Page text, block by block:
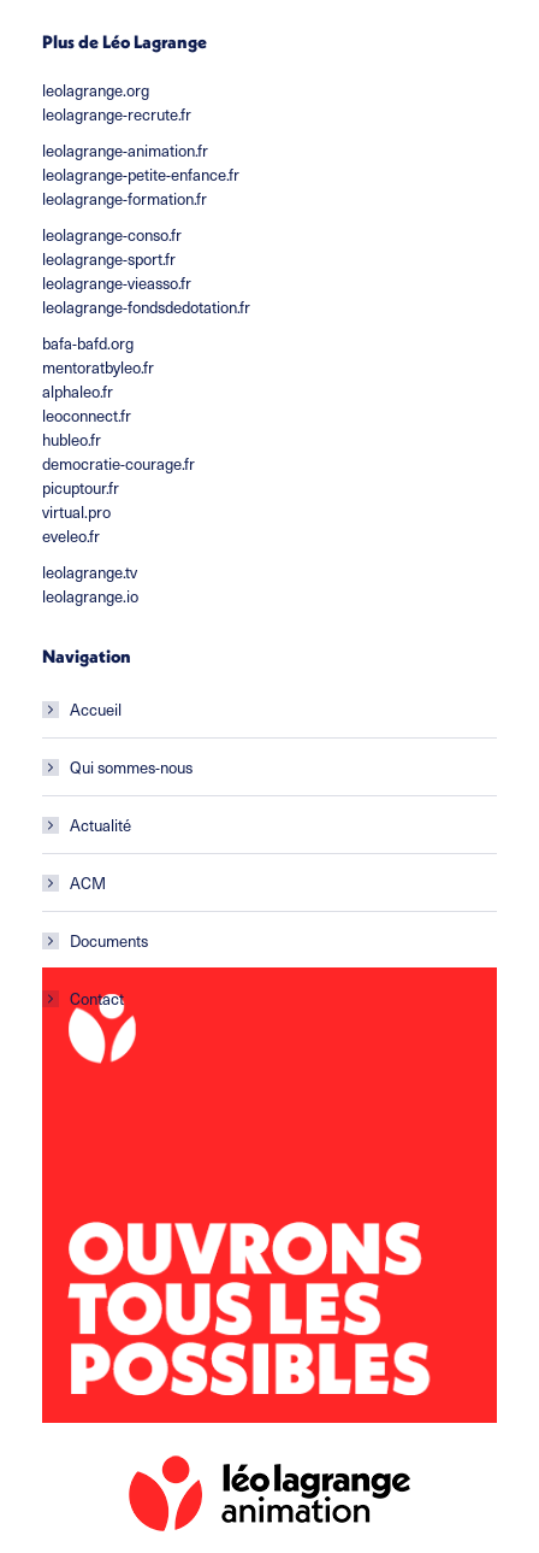
Plus de Léo Lagrange
leolagrange.org
leolagrange-recrute.fr
leolagrange-animation.fr
leolagrange-petite-enfance.fr
leolagrange-formation.fr
leolagrange-conso.fr
leolagrange-sport.fr
leolagrange-vieasso.fr
leolagrange-fondsdedotation.fr
bafa-bafd.org
mentoratbyleo.fr
alphaleo.fr
leoconnect.fr
hubleo.fr
democratie-courage.fr
picuptour.fr
virtual.pro
eveleo.fr
leolagrange.tv
leolagrange.io
Navigation
Accueil
Qui sommes-nous
Actualité
ACM
Documents
Contact
04 68 41 43 04 / 06 73 84 52 18